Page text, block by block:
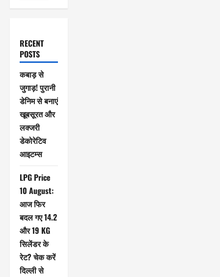
RECENT
POSTS
कबाड़ से
जुगाड़! पुरानी
डेनिम से बनाएं
खूबसूरत और
लक्जरी
डेकोरेटिव
आइटम्स
LPG Price
10 August:
आज फिर
बदल गए 14.2
और 19 KG
सिलेंडर के
रेट? चेक करें
दिल्ली से